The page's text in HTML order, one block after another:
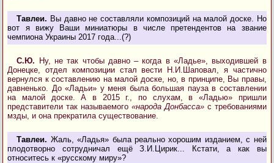
Тавлеи. Вы давно не составляли композиций на малой доске. Но
вот я вижу Ваши миниатюры в числе претендентов на звание
чемпиона Украины 2017 года...(?)
С.Ю. Ну, не так чтобы давно – когда в «Ладье», выходившей в
Донецке, отдел композиции стал вести Н.И.Шаповал, я частично
вернулся к составлению на малой доске, но, в принципе, Вы правы,
давненько. До «Ладьи» у меня была большая пауза в составлении
на малой доске. А в 2015 г., по слухам, в «Ладью» пришли
представители так называемого «народа Донбасса»с требованиями
мзды, и она прекратила существование.
Тавлеи. Жаль, «Ладья» была реально хорошим изданием, с ней
плодотворно сотрудничал ещё З.И.Цирик... Кстати, а как вы
относитесь к «русскому миру»?